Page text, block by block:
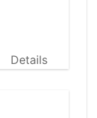
Details